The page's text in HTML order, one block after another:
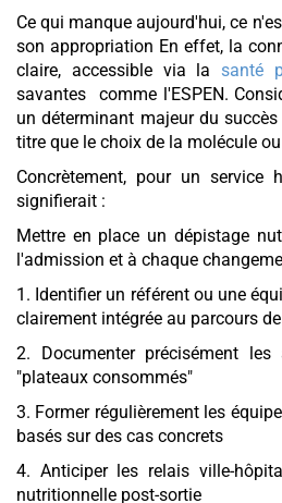
Ce qui manque aujourd'hui, ce
son appropriation En effet, la
claire, accessible via la santé
savantes comme l'ESPEN.
un déterminant majeur du
titre que le choix de la molécule
Concrètement, pour un service
signifierait :
Mettre en place un dépistage
l'admission et à chaque
1. Identifier un référent ou une
clairement intégrée au parcours
2. Documenter précisément les
"plateaux consommés"
3. Former régulièrement les
basés sur des cas concrets
4. Anticiper les relais ville-
nutritionnelle post-sortie